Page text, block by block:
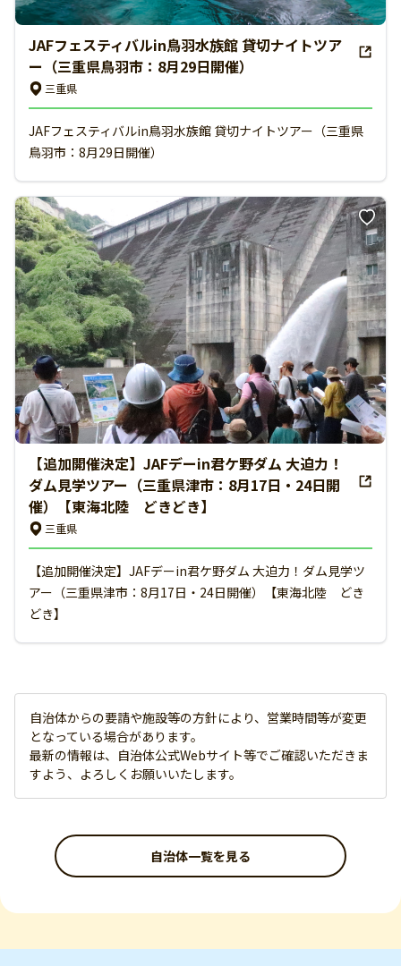
JAFフェスティバルin鳥羽水族館 貸切ナイトツア
ー（三重県鳥羽市：8月29日開催）
三重県
JAFフェスティバルin鳥羽水族館 貸切ナイトツアー（三重県
鳥羽市：8月29日開催）
【追加開催決定】JAFデーin君ケ野ダム 大迫力！
ダム見学ツアー（三重県津市：8月17日・24日開
催）【東海北陸 どきどき】
三重県
【追加開催決定】JAFデーin君ケ野ダム 大迫力！ダム見学ツ
アー（三重県津市：8月17日・24日開催）【東海北陸 どき
どき】
自治体からの要請や施設等の方針により、営業時間等が変更
となっている場合があります。
最新の情報は、自治体公式Webサイト等でご確認いただきま
すよう、よろしくお願いいたします。
自治体一覧を見る